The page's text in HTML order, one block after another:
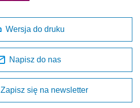
Wersja do druku
Napisz do nas
Zapisz się na newsletter